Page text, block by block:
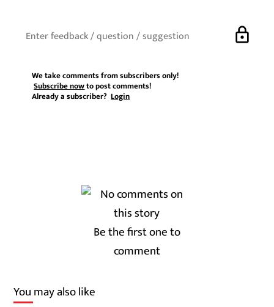
lock
We take comments from subscribers only!
Subscribe nowto post comments!
Already a subscriber?Login
Be the first one to
comment
You may also like